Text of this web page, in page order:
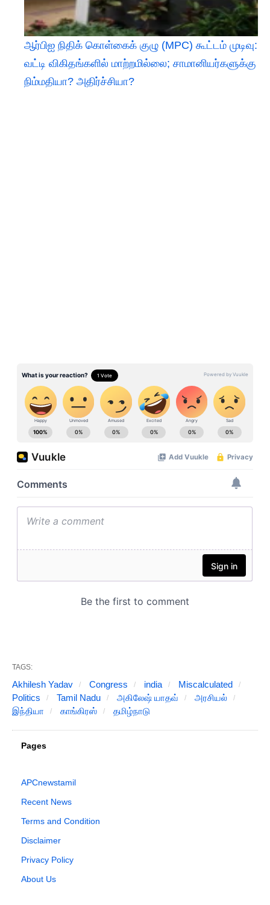
ஆர்பிஐ நிதிக் கொள்கைக் குழு (MPC) கூட்டம் முடிவு:
வட்டி விகிதங்களில் மாற்றமில்லை; சாமானியர்களுக்கு
நிம்மதியா? அதிர்ச்சியா?
TAGS:
Akhilesh Yadav Congress india
Miscalculated
Politics
Tamil Nadu அகிலேஷ் யாதவ்
அரசியல்
இந்தியா
காங்கிரஸ் தமிழ்நாடு
Pages
APCnewstamil
Recent News
Terms and Condition
Disclaimer
Privacy Policy
About Us